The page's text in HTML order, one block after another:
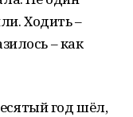
Ходить –
– как
год шёл,